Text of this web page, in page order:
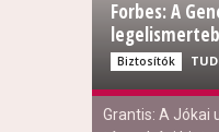
Forbes: A
Biztosítók
Grantis: A Jókai